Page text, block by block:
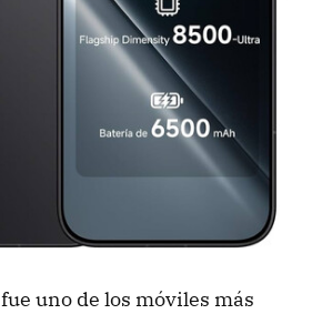
fue uno de los móviles más